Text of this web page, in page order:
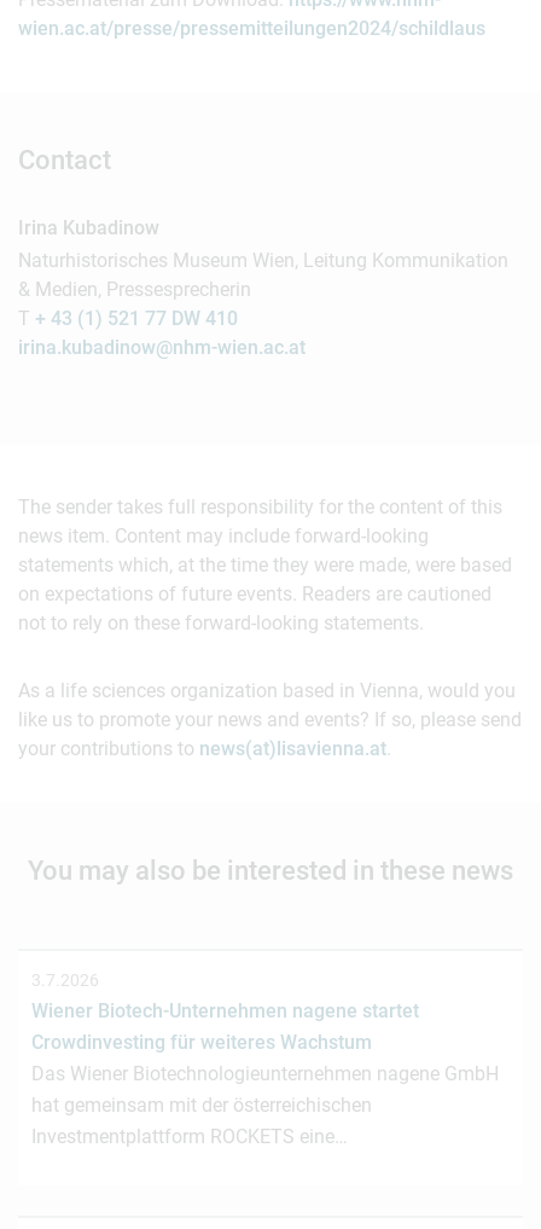
wien.ac.at/presse/pressemitteilungen2024/schildlaus
Contact
Irina Kubadinow
Naturhistorisches Museum Wien, Leitung Kommunikation
& Medien, Pressesprecherin
T + 43 (1) 521 77 DW 410
irina.kubadinow@nhm-wien.ac.at
The sender takes full responsibility for the content of this
news item. Content may include forward-looking
statements which, at the time they were made, were based
on expectations of future events. Readers are cautioned
not to rely on these forward-looking statements.
As a life sciences organization based in Vienna, would you
like us to promote your news and events? If so, please send
your contributions to news(at)lisavienna.at.
You may also be interested in these news
3.7.2026
Wiener Biotech-Unternehmen nagene startet
Crowdinvesting für weiteres Wachstum
Das Wiener Biotechnologieunternehmen nagene GmbH
hat gemeinsam mit der österreichischen
Investmentplattform ROCKETS eine…